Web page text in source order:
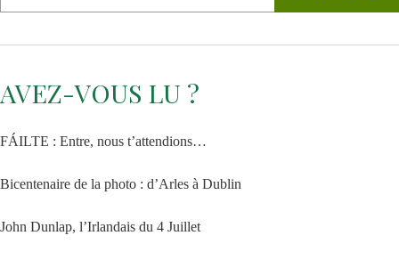
AVEZ-VOUS LU ?
FÁILTE : Entre, nous t’attendions…
Bicentenaire de la photo : d’Arles à Dublin
John Dunlap, l’Irlandais du 4 Juillet